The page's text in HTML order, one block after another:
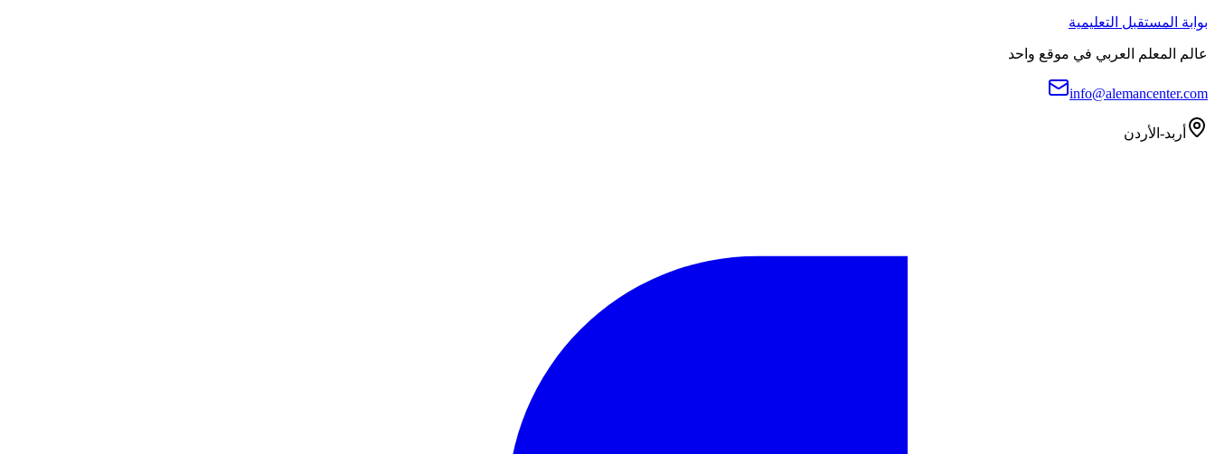
بوابة المستقبل التعليمية
عالم المعلم العربي في موقع واحد
info@alemancenter.com
أربد-الأردن